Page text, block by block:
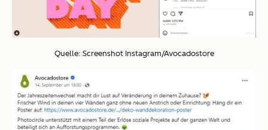
Quelle: Screenshot Instagram/Avocadostore